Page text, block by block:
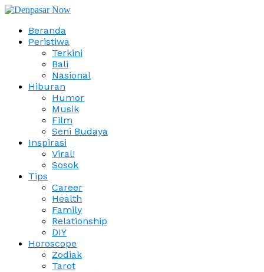
Beranda
Peristiwa
Terkini
Bali
Nasional
Hiburan
Humor
Musik
Film
Seni Budaya
Inspirasi
Viral!
Sosok
Tips
Career
Health
Family
Relationship
DIY
Horoscope
Zodiak
Tarot